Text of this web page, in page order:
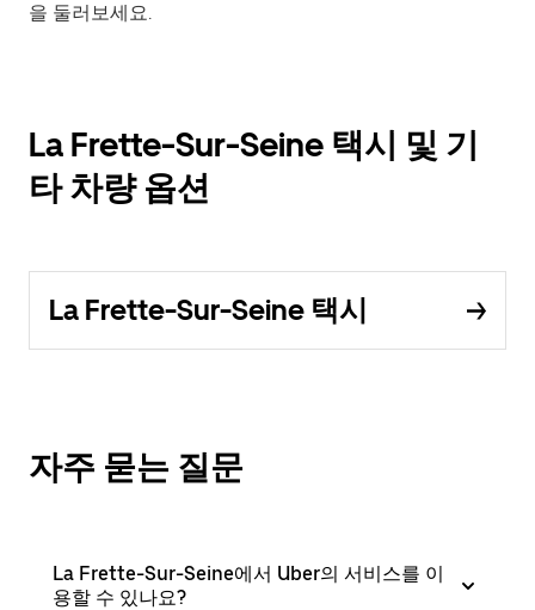
을 둘러보세요.
La Frette-Sur-Seine 택시 및 기
타 차량 옵션
La Frette-Sur-Seine 택시
자주 묻는 질문
La Frette-Sur-Seine에서 Uber의 서비스를 이
용할 수 있나요?